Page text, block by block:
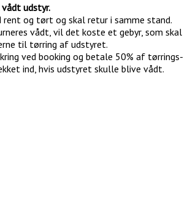
vådt udstyr.
rent og tørt og skal retur i samme stand.
vådt, vil det koste et gebyr, som skal
til tørring af udstyret.
ved booking og betale 50% af tørrings-
ind, hvis udstyret skulle blive vådt.